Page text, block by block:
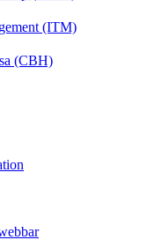
(ITM)
(CBH)